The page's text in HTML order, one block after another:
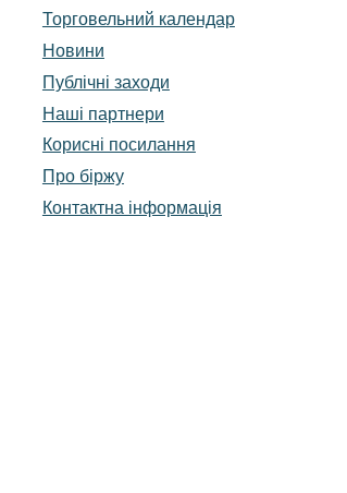
Торговельний календар
Новини
Публічні заходи
Наші партнери
Корисні посилання
Про біржу
Контактна інформація